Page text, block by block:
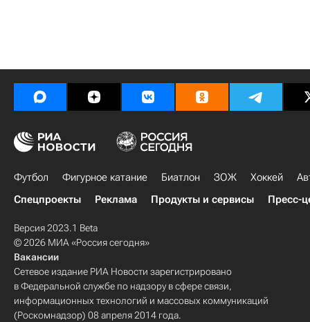
Футбол Фигурное катание Биатлон ЗОЖ Хоккей
Спецпроекты
Реклама Продукты и сервисы Пресс-
Версия 2023.1 Beta
© 2026 МИА «Россия сегодня»
Вакансии
Сетевое издание РИА Новости зарегистрировано
в Федеральной службе по надзору в сфере связи,
информационных технологий и массовых коммуникаций
(Роскомнадзор) 08 апреля 2014 года.